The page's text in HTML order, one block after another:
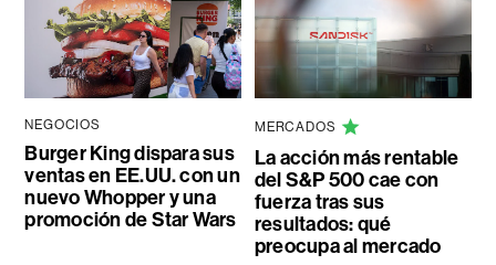
NEGOCIOS
Burger King dispara sus
ventas en EE.UU. con un
nuevo Whopper y una
promoción de Star Wars
MERCADOS
La acción más rentable
del S&P 500 cae con
fuerza tras sus
resultados: qué
preocupa al mercado